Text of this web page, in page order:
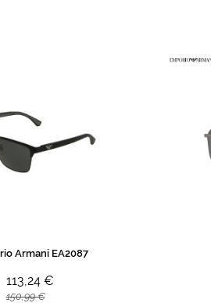
Armani EA2087
113,24 €
150,99 €